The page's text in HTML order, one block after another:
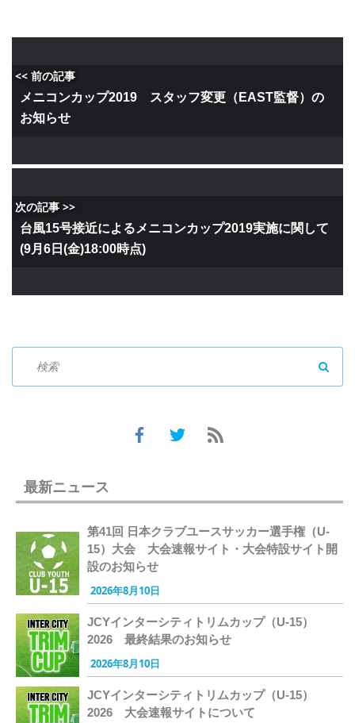
<< 前の記事
メニコンカップ2019 スタッフ変更（EAST監督）の
お知らせ
次の記事 >>
台風15号接近によるメニコンカップ2019実施に関して
(9月6日(金)18:00時点)
最新ニュース
第41回 日本クラブユースサッカー選手権（U-
15）大会 大会速報サイト・大会特設サイト開
設のお知らせ
2026年8月10日
JCYインターシティトリムカップ（U-15）
2026 最終結果のお知らせ
2026年8月10日
JCYインターシティトリムカップ（U-15）
2026 大会速報サイトについて